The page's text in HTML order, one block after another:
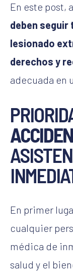
En este post,
deben
lesionado
derechos y
adecuada en
En primer
cualquier
médica de
salud y el